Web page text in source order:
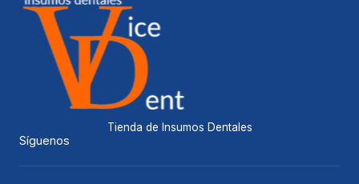
Tienda de Insumos Dentales
Síguenos